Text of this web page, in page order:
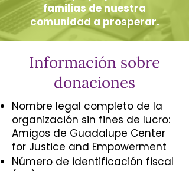
familias de nuestra
comunidad a prosperar.
Información sobre
donaciones
Nombre legal completo de la
organización sin fines de lucro:
Amigos de Guadalupe Center
for Justice and Empowerment
Número de identificación fiscal